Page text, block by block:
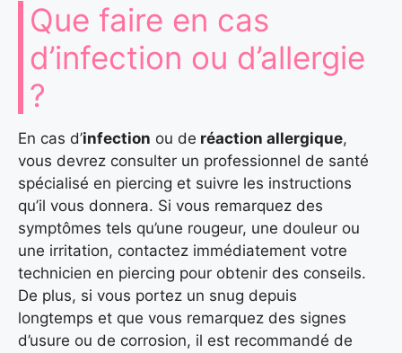
Que faire en cas
d’infection ou d’allergie
?
En cas d’infection ou de réaction allergique,
vous devrez consulter un professionnel de santé
spécialisé en piercing et suivre les instructions
qu’il vous donnera. Si vous remarquez des
symptômes tels qu’une rougeur, une douleur ou
une irritation, contactez immédiatement votre
technicien en piercing pour obtenir des conseils.
De plus, si vous portez un snug depuis
longtemps et que vous remarquez des signes
d’usure ou de corrosion, il est recommandé de